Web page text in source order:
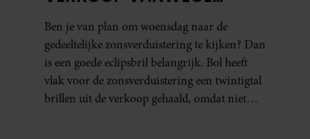
TWIJFELS OVER VEILIGHEID
Ben je van plan om woensdag naar de
gedeeltelijke zonsverduistering te kijken? Dan
is een goede eclipsbril belangrijk. Bol heeft
vlak voor de zonsverduistering een twintigtal
brillen uit de verkoop gehaald, omdat niet